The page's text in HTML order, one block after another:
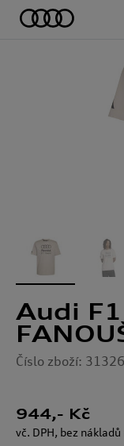
Audi
Číslo zboží:
944,- Kč
vč. DPH, bez